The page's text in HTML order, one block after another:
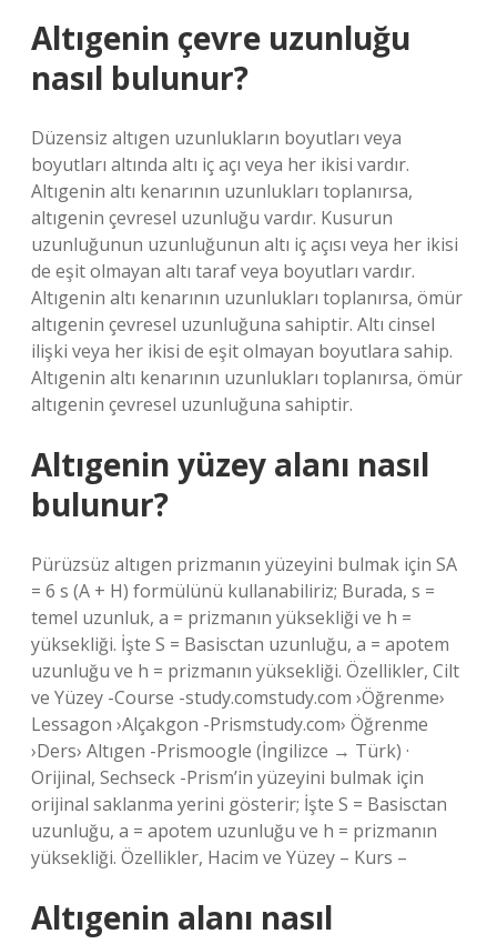
Altıgenin çevre uzunluğu
nasıl bulunur?
Düzensiz altıgen uzunlukların boyutları veya
boyutları altında altı iç açı veya her ikisi vardır.
Altıgenin altı kenarının uzunlukları toplanırsa,
altıgenin çevresel uzunluğu vardır. Kusurun
uzunluğunun uzunluğunun altı iç açısı veya her ikisi
de eşit olmayan altı taraf veya boyutları vardır.
Altıgenin altı kenarının uzunlukları toplanırsa, ömür
altıgenin çevresel uzunluğuna sahiptir. Altı cinsel
ilişki veya her ikisi de eşit olmayan boyutlara sahip.
Altıgenin altı kenarının uzunlukları toplanırsa, ömür
altıgenin çevresel uzunluğuna sahiptir.
Altıgenin yüzey alanı nasıl
bulunur?
Pürüzsüz altıgen prizmanın yüzeyini bulmak için SA
= 6 s (A + H) formülünü kullanabiliriz; Burada, s =
temel uzunluk, a = prizmanın yüksekliği ve h =
yüksekliği. İşte S = Basisctan uzunluğu, a = apotem
uzunluğu ve h = prizmanın yüksekliği. Özellikler, Cilt
ve Yüzey -Course -study.comstudy.com ›Öğrenme›
Lessagon ›Alçakgon -Prismstudy.com› Öğrenme
›Ders› Altıgen -Prismoogle (İngilizce → Türk) ·
Orijinal, Sechseck -Prism’in yüzeyini bulmak için
orijinal saklanma yerini gösterir; İşte S = Basisctan
uzunluğu, a = apotem uzunluğu ve h = prizmanın
yüksekliği. Özellikler, Hacim ve Yüzey – Kurs –
Altıgenin alanı nasıl